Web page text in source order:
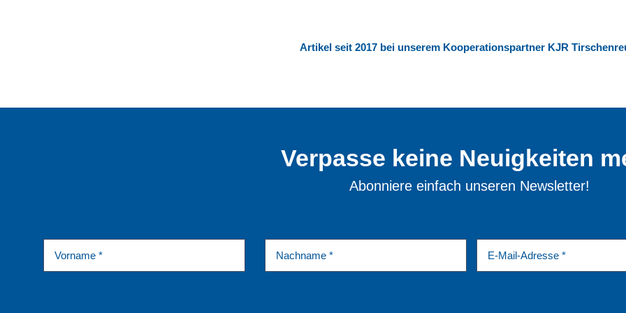
Artikel seit 2017 bei unserem Kooperationspartner KJR
Verpasse keine Neuigkeiten
Abonniere einfach unseren Newsletter!